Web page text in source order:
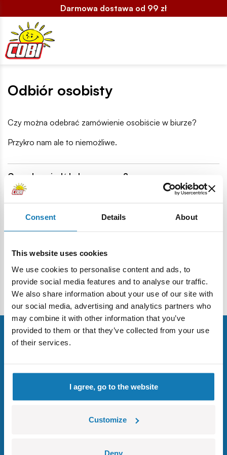
Consent Details About
This website uses cookies
We use cookies to personalise content and ads, to
provide social media features and to analyse our traffic.
We also share information about your use of our site with
our social media, advertising and analytics partners who
may combine it with other information that you’ve
provided to them or that they’ve collected from your use
of their services.
I agree, go to the website
Customize
Deny
Darmowa dostawa od 99 zł
Odbiór osobisty
Czy można odebrać zamówienie osobiście w biurze?
Przykro nam ale to niemożliwe.
Czy odpowiedź była pomocna?
Asystent pomocy
Powrót
Strona główna FAQ Odbiór osobisty
i zdobądź 10% na pierwsze zakupy!
Zapisz się